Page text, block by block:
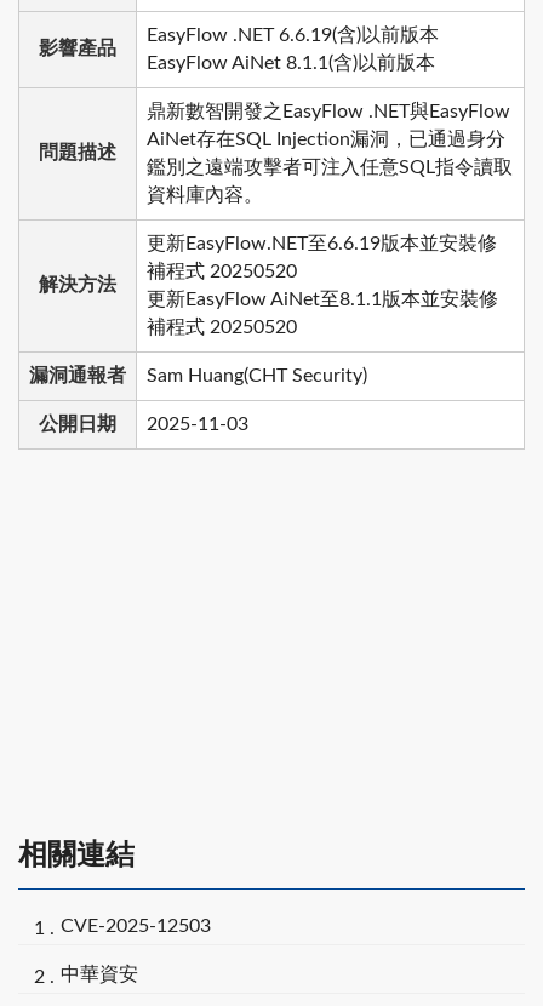
影響產品
EasyFlow .NET 6.6.19(含)以前版本
EasyFlow AiNet 8.1.1(含)以前版本
問題描述
鼎新數智開發之EasyFlow .NET與EasyFlow
AiNet存在SQL Injection漏洞，已通過身分
鑑別之遠端攻擊者可注入任意SQL指令讀取
資料庫內容。
解決方法
更新EasyFlow.NET至6.6.19版本並安裝修
補程式 20250520
更新EasyFlow AiNet至8.1.1版本並安裝修
補程式 20250520
漏洞通報者 Sam Huang(CHT Security)
公開日期 2025-11-03
相關連結
CVE-2025-12503
中華資安